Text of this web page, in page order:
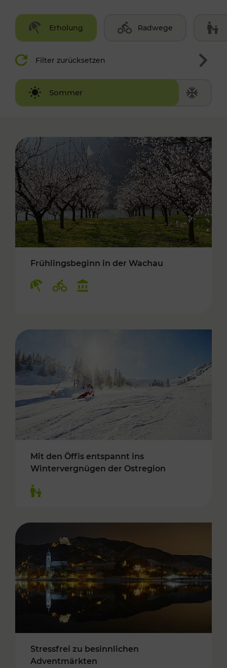
Erholung Radwege
Filter zurücksetzen
Sommer
Winter
Frühlingsbeginn in der Wachau
Mit den Öffis entspannt ins
Wintervergnügen der Ostregion
Stressfrei zu besinnlichen
Adventmärkten